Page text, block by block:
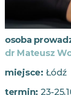
osoba
dr Mateusz
miejsce: Łódź
termin: 23-